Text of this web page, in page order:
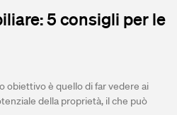
5 consigli per le
obiettivo è quello di far vedere ai
della proprietà, il che può